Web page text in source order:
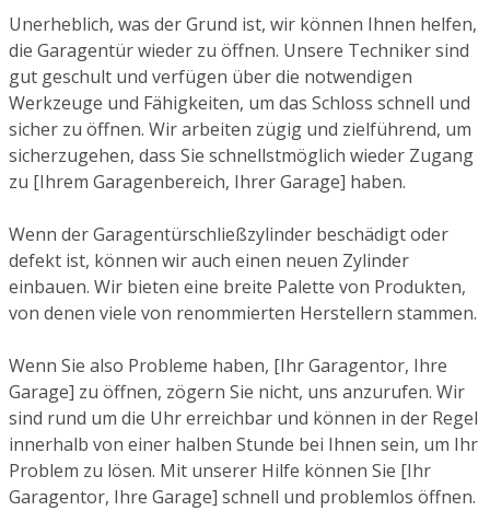
Unerheblich, was der Grund ist, wir können Ihnen helfen,
die Garagentür wieder zu öffnen. Unsere Techniker sind
gut geschult und verfügen über die notwendigen
Werkzeuge und Fähigkeiten, um das Schloss schnell und
sicher zu öffnen. Wir arbeiten zügig und zielführend, um
sicherzugehen, dass Sie schnellstmöglich wieder Zugang
zu [Ihrem Garagenbereich, Ihrer Garage] haben.
Wenn der Garagentürschließzylinder beschädigt oder
defekt ist, können wir auch einen neuen Zylinder
einbauen. Wir bieten eine breite Palette von Produkten,
von denen viele von renommierten Herstellern stammen.
Wenn Sie also Probleme haben, [Ihr Garagentor, Ihre
Garage] zu öffnen, zögern Sie nicht, uns anzurufen. Wir
sind rund um die Uhr erreichbar und können in der Regel
innerhalb von einer halben Stunde bei Ihnen sein, um Ihr
Problem zu lösen. Mit unserer Hilfe können Sie [Ihr
Garagentor, Ihre Garage] schnell und problemlos öffnen.